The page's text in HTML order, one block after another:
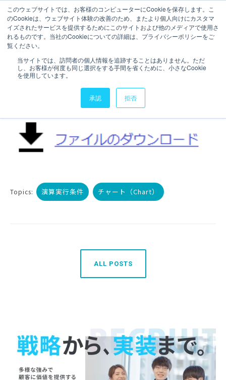
このウェブサイトでは、お客様のコンピューターにCookieを保存します。こ
のCookieは、ウェブサイト体験の改善のため、またより個人向けにカスタマ
イズされたサービスを提供するためにこのサイトおよび他のメディアで使用さ
れるものです。当社のCookieについての詳細は、プライバシーポリシーをご
覧ください。
当サイトでは、訪問者の個人情報を追跡することはありません。ただ
し、お客様が何度も同じ選択をする手間を省くために、小さなCookie
を使用しています。
承認 拒否
お問い合わせ
3分で読むことができます。
【Qlik Sense】集計時間が長
いときは演算実行条件を設定
Topics: 演算実行条件 チャート（Chart）
ALL POSTS